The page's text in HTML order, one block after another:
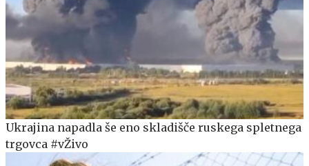
Ukrajina napadla še eno skladišče ruskega spletnega
trgovca #vŽivo